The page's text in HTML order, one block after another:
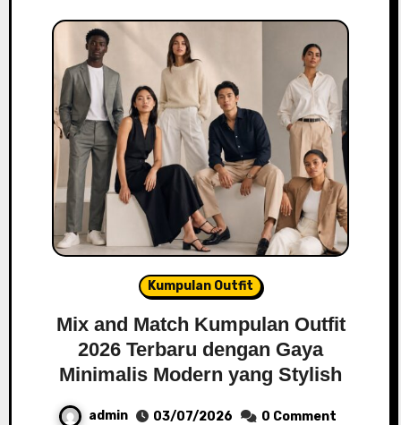
Kumpulan Outfit
Mix and Match Kumpulan Outfit
2026 Terbaru dengan Gaya
Minimalis Modern yang Stylish
admin 03/07/2026 0 Comment